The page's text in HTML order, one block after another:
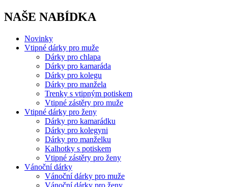
NAŠE NABÍDKA
Novinky
Vtipné dárky pro muže
Dárky pro chlapa
Dárky pro kamaráda
Dárky pro kolegu
Dárky pro manžela
Trenky s vtipným potiskem
Vtipné zástěry pro muže
Vtipné dárky pro ženy
Dárky pro kamarádku
Dárky pro kolegyni
Dárky pro manželku
Kalhotky s potiskem
Vtipné zástěry pro ženy
Vánoční dárky
Vánoční dárky pro muže
Vánoční dárky pro ženy